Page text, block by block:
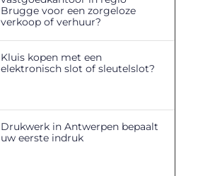
Brugge voor een zorgeloze
verkoop of verhuur?
Kluis kopen met een
elektronisch slot of sleutelslot?
Drukwerk in Antwerpen bepaalt
uw eerste indruk